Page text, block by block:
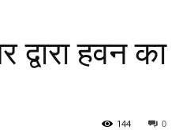
हवन का
0
144